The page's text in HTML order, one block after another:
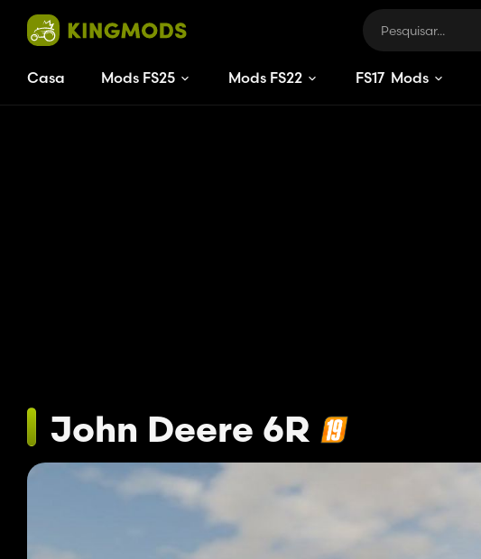
Casa Mods FS25 Mods FS22 FS17 Mods
John Deere 6R